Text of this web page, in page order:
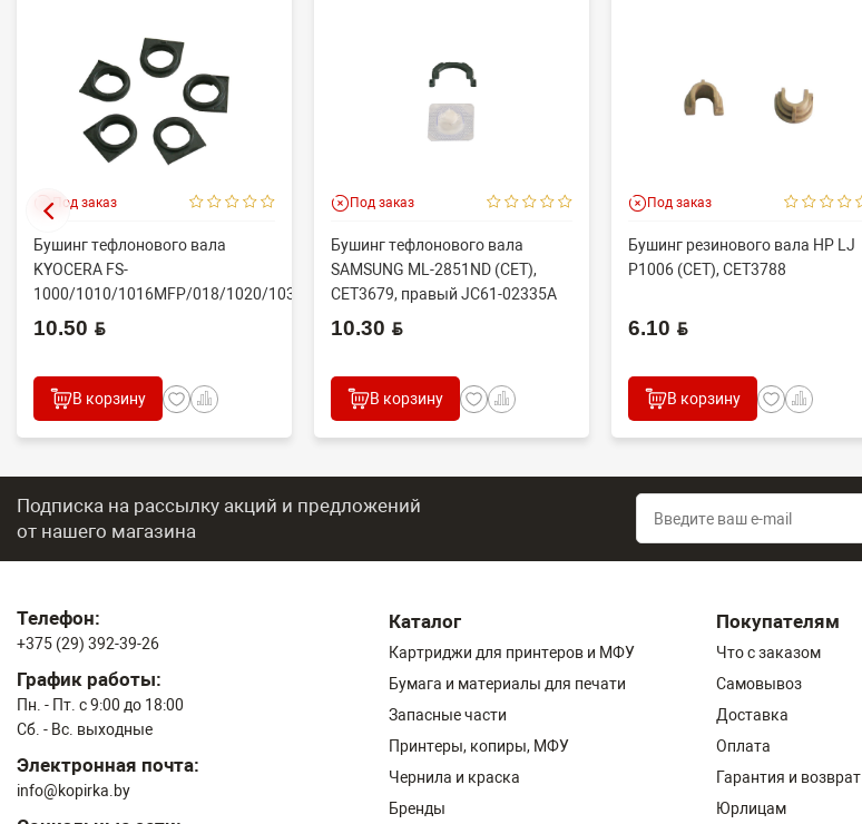
Под заказ
Бушинг тефлонового вала
KYOCERA FS-
1000/1010/1016MFP/018/1020/1030D
(CET), CET4313B, ...
10.50 BYN
В корзину
Под заказ
Бушинг тефлонового вала
SAMSUNG ML-2851ND (CET),
CET3679, правый JC61-02335A
10.30 BYN
В корзину
Под заказ
Бушинг резинового вала HP LJ
P1006 (CET), CET3788
6.10 BYN
В корзину
Подписка на рассылку акций и предложений
от нашего магазина
Телефон:
+375 (29) 392-39-26
График работы:
Пн. - Пт. с 9:00 до 18:00
Сб. - Вс. выходные
Электронная почта:
info@kopirka.by
Каталог
Картриджи для принтеров и МФУ
Бумага и материалы для печати
Запасные части
Принтеры, копиры, МФУ
Чернила и краска
Бренды
Покупателям
Что с заказом
Самовывоз
Доставка
Оплата
Гарантия и возврат
Юрлицам